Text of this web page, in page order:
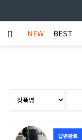
NEW BEST
답변완료